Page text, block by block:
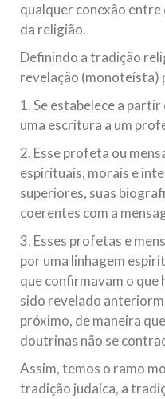
qualquer conexão
da religião.
Definindo a tradição
revelação (monoteísta)
1. Se estabelece a
uma escritura a um
2. Esse profeta ou
espirituais, morais e
superiores, suas
coerentes com a
3. Esses profetas e
por uma linhagem
que confirmavam o que
sido revelado
próximo, de maneira
doutrinas não se
Assim, temos o ramo
tradição judaica, a